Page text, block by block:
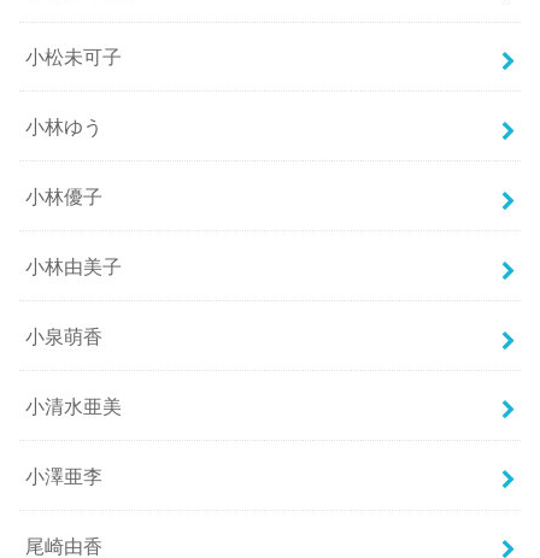
小松未可子
小林ゆう
小林優子
小林由美子
小泉萌香
小清水亜美
小澤亜李
尾崎由香